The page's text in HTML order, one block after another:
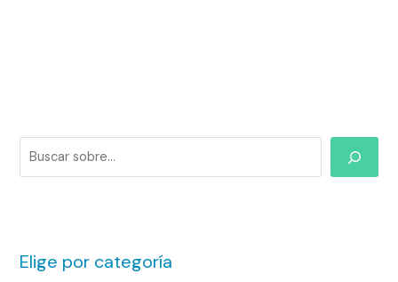
Elige por categoría